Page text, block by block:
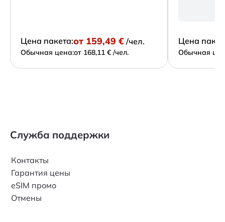
Цена пакета:от 159,49 € /чел.
Обычная цена:от 168,11 € /чел.
Цена
Обычная
Служба поддержки
Контакты
Гарантия цены
eSIM промо
Отмены